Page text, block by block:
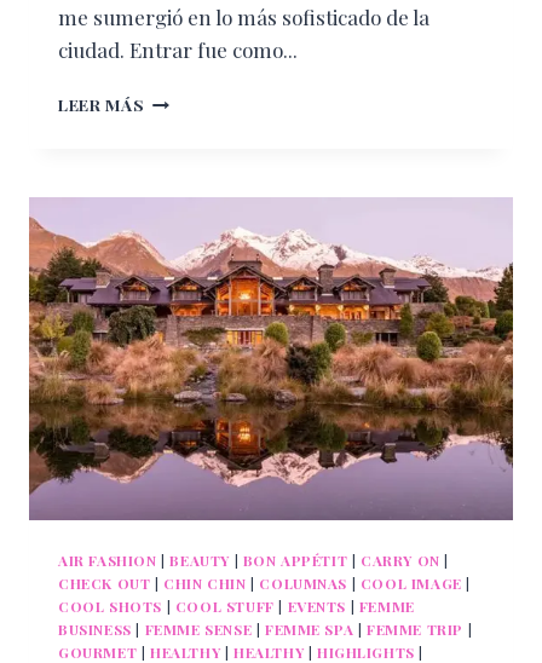
me sumergió en lo más sofisticado de la
ciudad. Entrar fue como...
LEER MÁS BAJO
DE
AIR FASHION |BEAUTY | BON APPÉTIT | CARRY ON |
CHECK OUT | CHIN CHIN | COLUMNAS | COOL IMAGE |
COOL SHOTS | COOL STUFF | EVENTS | FEMME
BUSINESS | FEMME SENSE | FEMME SPA |FEMME TRIP |
GOURMET | HEALTHY | HEALTHY | HIGHLIGHTS |